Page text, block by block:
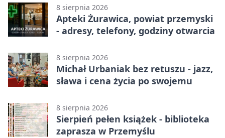
8 sierpnia 2026
Apteki Żurawica, powiat przemyski
- adresy, telefony, godziny otwarcia
8 sierpnia 2026
Michał Urbaniak bez retuszu - jazz,
sława i cena życia po swojemu
8 sierpnia 2026
Sierpień pełen książek - biblioteka
zaprasza w Przemyślu